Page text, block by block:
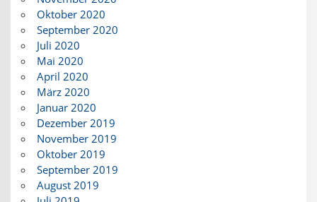
Oktober 2020
September 2020
Juli 2020
Mai 2020
April 2020
März 2020
Januar 2020
Dezember 2019
November 2019
Oktober 2019
September 2019
August 2019